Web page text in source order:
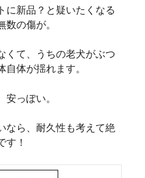
に新品？と疑いたくなる
の傷が。
くて、うちの老犬がぶつ
体が揺れます。
っぽい。
なら、耐久性も考えて絶
す！